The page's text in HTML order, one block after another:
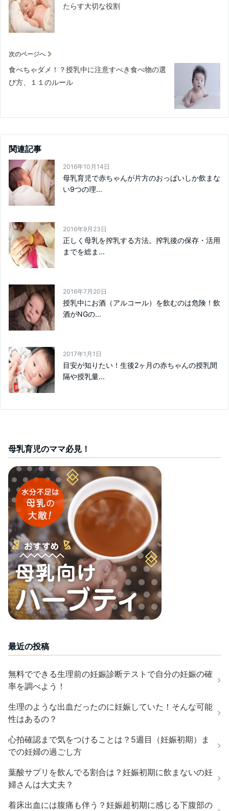
たらす大切な役割
次のページへ
食べちゃダメ！？授乳中に注意すべき食べ物の選
び方、１１のルール
関連記事
2016年10月14日
母乳育児で赤ちゃんが片方のおっぱいしか飲まな
い9つの理...
2016年9月23日
正しく母乳を搾乳する方法。搾乳後の保存・活用
までを総ま...
2016年7月20日
授乳中にお酒（アルコール）を飲むのは危険！飲
酒がNGの...
2017年1月1日
目安が知りたい！生後2ヶ月の赤ちゃんの授乳間
隔や授乳量...
母乳育児のママ必見！
最近の投稿
無料でできる生理前の妊娠診断テストで自分の妊娠の確
率を調べよう！
生理のような出血だったのに妊娠していた！そんな可能
性はあるの？
心拍確認まで気をつけることは？5週目（妊娠初期）ま
での妊婦の過ごし方
葉酸サプリを飲んでる割合は？妊娠初期に飲まないの妊
婦さんは大丈夫？
着床出血には腹痛も伴う？妊娠超初期に感じる下腹部の